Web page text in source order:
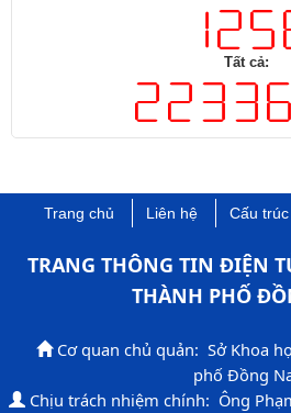
Tất cả:
Trang chủ Liên hệ Cấu
TRANG THÔNG TIN ĐIỆN
THÀNH PHỐ
Cơ quan chủ quản: Sở Khoa
phố Đồng
Chịu trách nhiệm chính: Ông